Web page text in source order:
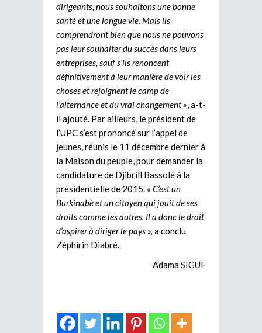
dirigeants, nous souhaitons une bonne
santé et une longue vie. Mais ils
comprendront bien que nous ne pouvons
pas leur souhaiter du succès dans leurs
entreprises, sauf s’ils renoncent
définitivement à leur manière de voir les
choses et rejoignent le camp de
l’alternance et du vrai changement » , a-t-
il ajouté. Par ailleurs, le président de
l’UPC s’est prononcé sur l’appel de
jeunes, réunis le 11 décembre dernier à
la Maison du peuple, pour demander la
candidature de Djibrill Bassolé à la
présidentielle de 2015. « C’est un
Burkinabè et un citoyen qui jouit de ses
droits comme les autres. Il a donc le droit
d’aspirer à diriger le pays », a conclu
Zéphirin Diabré.
Adama SIGUE